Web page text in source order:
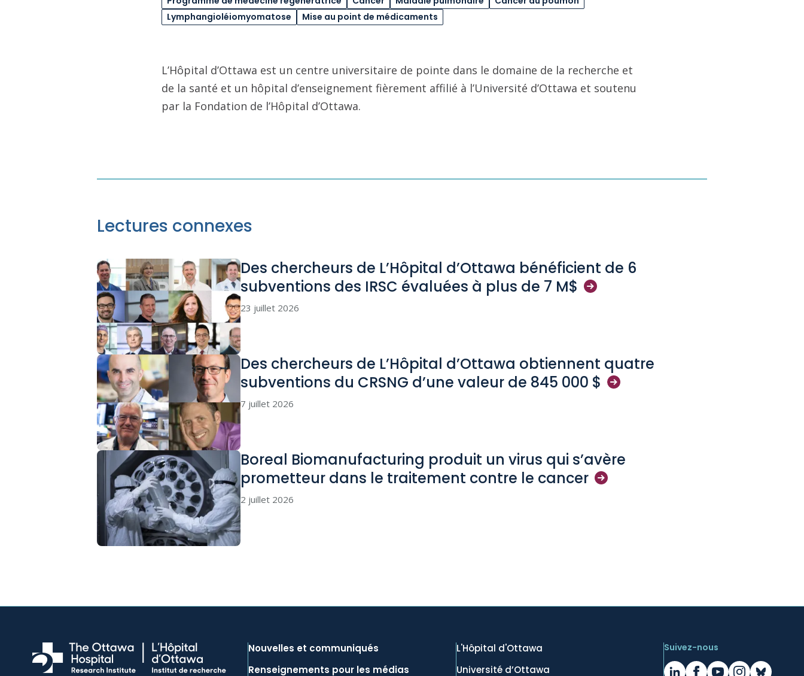
Lymphangioléiomyomatose
Mise au point de médicaments
L’Hôpital d’Ottawa est un centre universitaire de pointe dans le domaine de la recherche et
de la santé et un hôpital d’enseignement fièrement affilié à l’Université d’Ottawa et soutenu
par la Fondation de l’Hôpital d’Ottawa.
Lectures connexes
Des chercheurs de L’Hôpital d’Ottawa bénéficient de 6
subventions des IRSC évaluées à plus de 7 M$
23 juillet 2026
Des chercheurs de L’Hôpital d’Ottawa obtiennent quatre
subventions du CRSNG d’une valeur de 845 000 $
7 juillet 2026
Boreal Biomanufacturing produit un virus qui s’avère
prometteur dans le traitement contre le cancer
2 juillet 2026
Nouvelles et communiqués
Renseignements pour les médias
L'Hôpital d'Ottawa
Université d’Ottawa
Suivez-nous